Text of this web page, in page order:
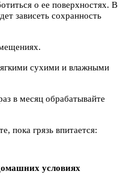
о ее поверхностях. В
зависеть сохранность
сухими и влажными
в месяц обрабатывайте
пока грязь впитается:
условиях